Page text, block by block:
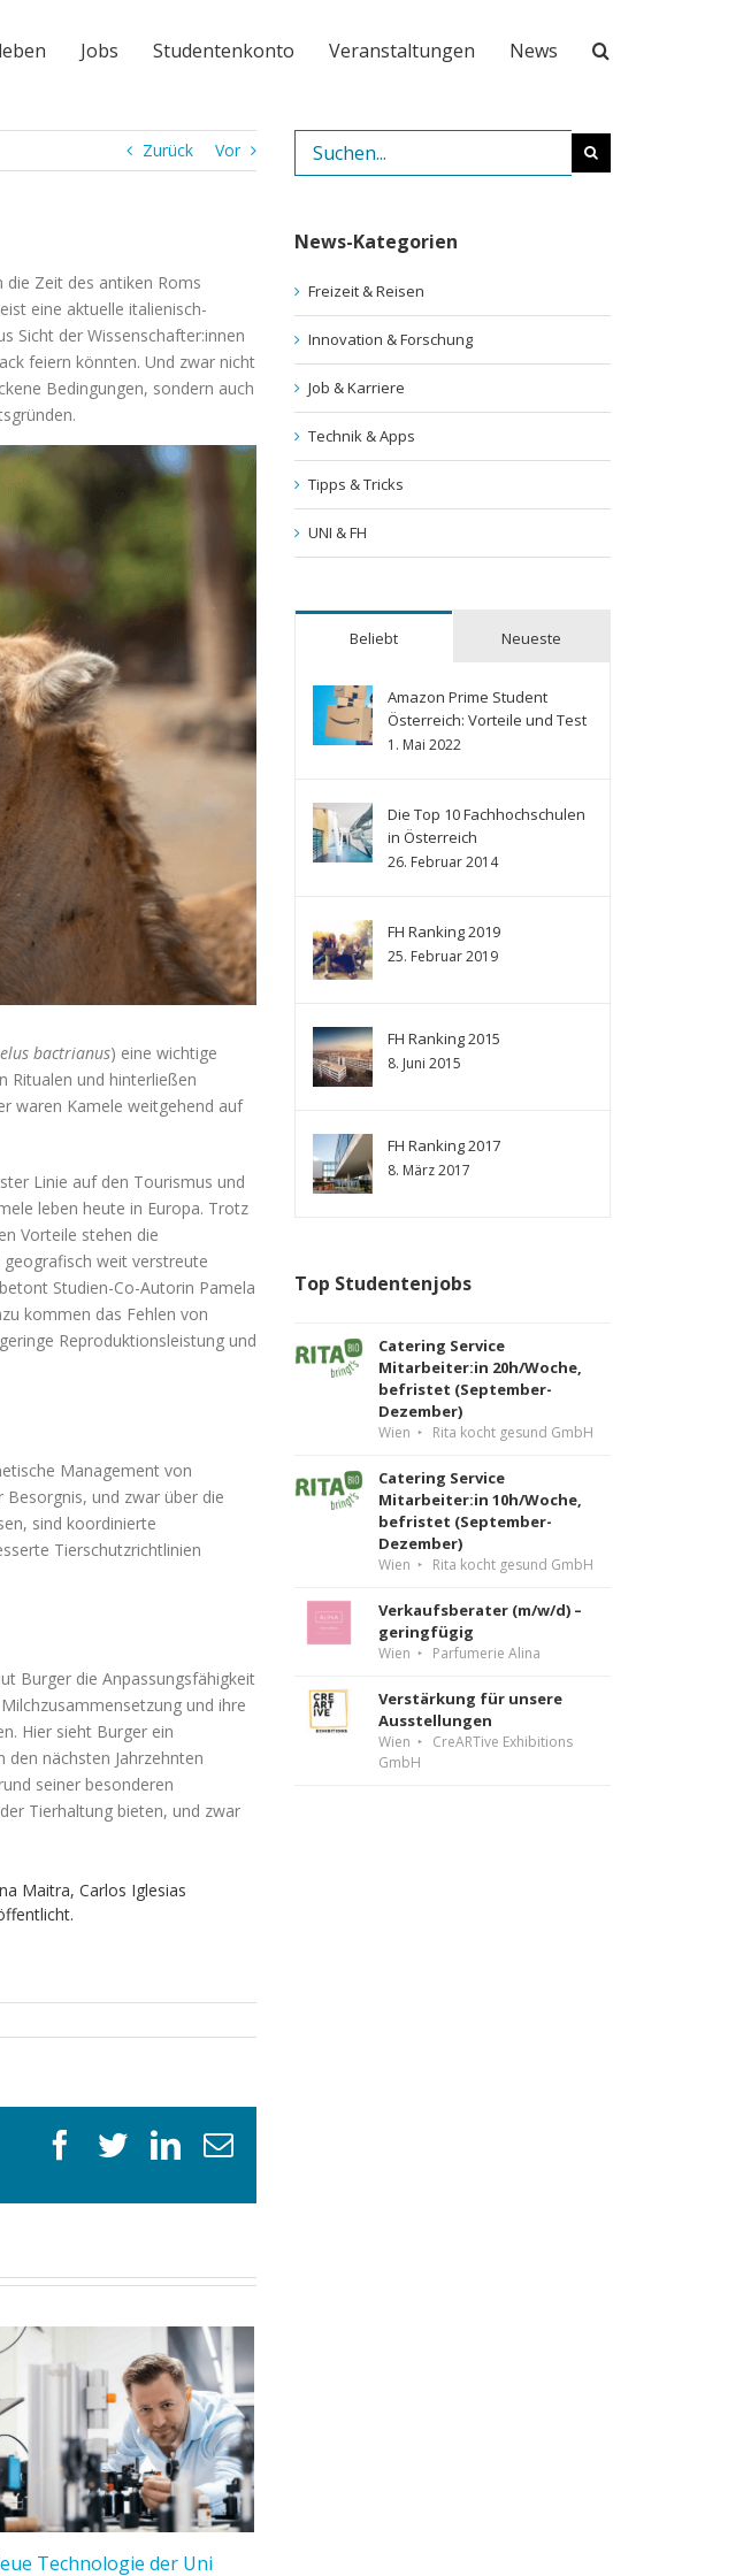
Jobs Studentenkonto Veranstaltungen News
Zurück Vor
Zeit des antiken Roms
eine aktuelle italienisch-
Sicht der Wissenschafter:innen
feiern könnten. Und zwar nicht
Bedingungen, sondern auch
bactrianus) eine wichtige
Ritualen und hinterließen
waren Kamele weitgehend auf
Linie auf den Tourismus und
leben heute in Europa. Trotz
Vorteile stehen die
weit verstreute
Studien-Co-Autorin Pamela
kommen das Fehlen von
Reproduktionsleistung und
Management von
Besorgnis, und zwar über die
sind koordinierte
Tierschutzrichtlinien
Burger die Anpassungsfähigkeit
und ihre
Hier sieht Burger ein
nächsten Jahrzehnten
seiner besonderen
Tierhaltung bieten, und zwar
Maitra, Carlos Iglesias
facebook
twitterlinkedin
E-
Technologie der Uni
nach:
News-Kategorien
Freizeit & Reisen
Innovation & Forschung
Job & Karriere
Technik & Apps
Tipps & Tricks
UNI & FH
Beliebt Neueste
Amazon Prime Student
Österreich: Vorteile und Test
1. Mai 2022
Die Top 10 Fachhochschulen
in Österreich
26. Februar 2014
FH Ranking 2019
25. Februar 2019
FH Ranking 2015
8. Juni 2015
FH Ranking 2017
8. März 2017
Top Studentenjobs
Catering Service
Mitarbeiter:in 20h/Woche,
befristet (September-
Dezember)
Wien Rita kocht gesund GmbH
Catering Service
Mitarbeiter:in 10h/Woche,
befristet (September-
Dezember)
Wien Rita kocht gesund GmbH
Verkaufsberater (m/w/d) –
geringfügig
Wien Parfumerie Alina
Verstärkung für unsere
Ausstellungen
Wien
CreARTive Exhibitions
GmbH